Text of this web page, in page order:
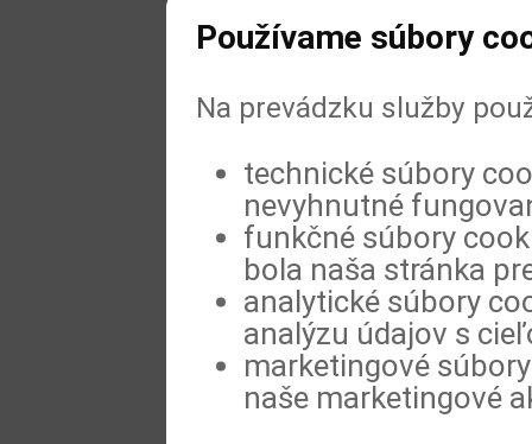
Používame súbory
Na prevádzku služby
technické súbory
nevyhnutné
funkčné súbory
bola naša stránka
analytické súbory
analýzu údajov s
marketingové
naše marketingové